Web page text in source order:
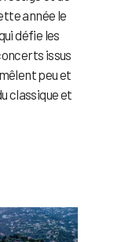
année le
défie les
issus
peu et
classique et